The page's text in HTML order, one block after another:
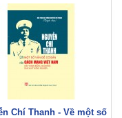
Chí Thanh - Về một số